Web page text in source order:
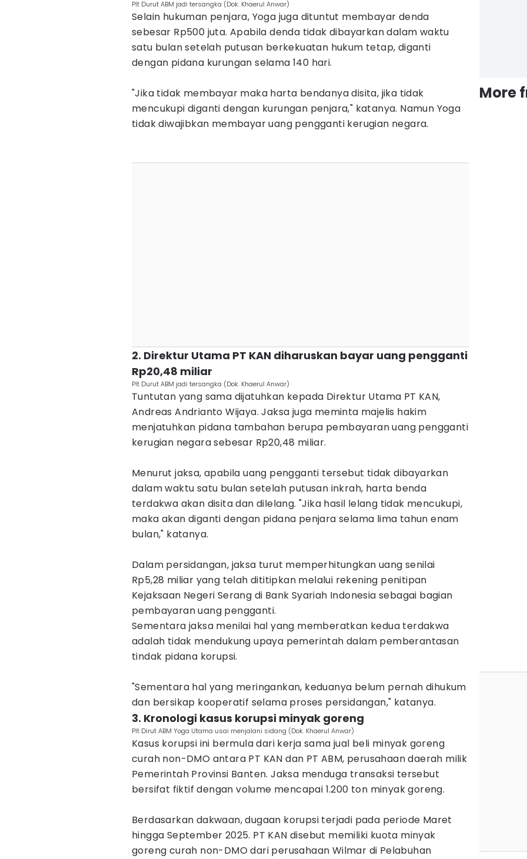
Plt Durut ABM jadi tersangka (Dok. Khaerul Anwar)
Selain hukuman penjara, Yoga juga dituntut membayar denda
sebesar Rp500 juta. Apabila denda tidak dibayarkan dalam waktu
satu bulan setelah putusan berkekuatan hukum tetap, diganti
dengan pidana kurungan selama 140 hari.
"Jika tidak membayar maka harta bendanya disita, jika tidak
mencukupi diganti dengan kurungan penjara," katanya. Namun Yoga
tidak diwajibkan membayar uang pengganti kerugian negara.
2. Direktur Utama PT KAN diharuskan bayar uang pengganti
Rp20,48 miliar
Plt Durut ABM jadi tersangka (Dok. Khaerul Anwar)
Tuntutan yang sama dijatuhkan kepada Direktur Utama PT KAN,
Andreas Andrianto Wijaya. Jaksa juga meminta majelis hakim
menjatuhkan pidana tambahan berupa pembayaran uang pengganti
kerugian negara sebesar Rp20,48 miliar.
Menurut jaksa, apabila uang pengganti tersebut tidak dibayarkan
dalam waktu satu bulan setelah putusan inkrah, harta benda
terdakwa akan disita dan dilelang. "Jika hasil lelang tidak mencukupi,
maka akan diganti dengan pidana penjara selama lima tahun enam
bulan," katanya.
Dalam persidangan, jaksa turut memperhitungkan uang senilai
Rp5,28 miliar yang telah dititipkan melalui rekening penitipan
Kejaksaan Negeri Serang di Bank Syariah Indonesia sebagai bagian
pembayaran uang pengganti.
Sementara jaksa menilai hal yang memberatkan kedua terdakwa
adalah tidak mendukung upaya pemerintah dalam pemberantasan
tindak pidana korupsi.
"Sementara hal yang meringankan, keduanya belum pernah dihukum
dan bersikap kooperatif selama proses persidangan," katanya.
3. Kronologi kasus korupsi minyak goreng
Plt Dirut ABM Yoga Utama usai menjalani sidang (Dok. Khaerul Anwar)
Kasus korupsi ini bermula dari kerja sama jual beli minyak goreng
curah non-DMO antara PT KAN dan PT ABM, perusahaan daerah milik
Pemerintah Provinsi Banten. Jaksa menduga transaksi tersebut
bersifat fiktif dengan volume mencapai 1.200 ton minyak goreng.
Berdasarkan dakwaan, dugaan korupsi terjadi pada periode Maret
hingga September 2025. PT KAN disebut memiliki kuota minyak
goreng curah non-DMO dari perusahaan Wilmar di Pelabuhan
More